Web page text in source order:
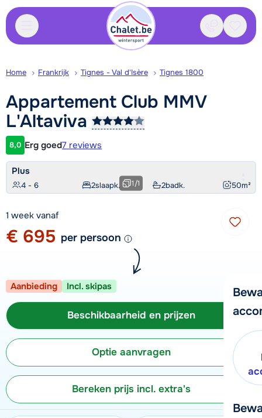
Contact
Home Frankrijk Tignes - Val d'Isère Tignes 1800
Appartement Club MMV
L'Altaviva
Klantwaardering
8,0 Erg goed7 reviews
Plus
4 - 6 2slaapk. 2badk. 50m²
1/1
1 week vanaf
€ 695 per persoon
Aanbieding Incl. skipas
Beschikbaarheid en prijzen
Optie aanvragen
Bereken prijs incl. extra's